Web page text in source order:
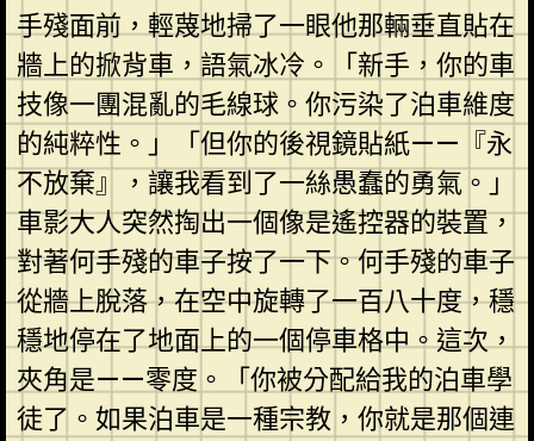
手殘面前，輕蔑地掃了一眼他那輛垂直貼在
牆上的掀背車，語氣冰冷。「新手，你的車
技像一團混亂的毛線球。你污染了泊車維度
的純粹性。」「但你的後視鏡貼紙——『永
不放棄』，讓我看到了一絲愚蠢的勇氣。」
車影大人突然掏出一個像是遙控器的裝置，
對著何手殘的車子按了一下。何手殘的車子
從牆上脫落，在空中旋轉了一百八十度，穩
穩地停在了地面上的一個停車格中。這次，
夾角是——零度。「你被分配給我的泊車學
徒了。如果泊車是一種宗教，你就是那個連